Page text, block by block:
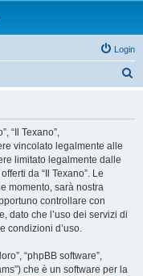
Login
“Il Texano”,
vincolato legalmente alle
limitato legalmente dalle
da “Il Texano”. Le
momento, sarà nostra
controllare con
dato che l’uso dei servizi di
condizioni d’uso.
“phpBB software”,
che è un software per la